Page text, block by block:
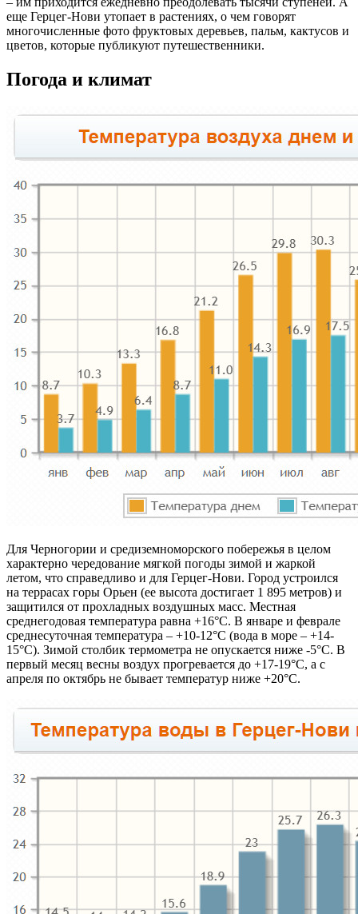
еще Герцег-Нови утопает в растениях, о чем говорят
многочисленные фото фруктовых деревьев, пальм, кактусов и
цветов, которые публикуют путешественники.
Погода и климат
Для Черногории и средиземноморского побережья в целом
характерно чередование мягкой погоды зимой и жаркой
летом, что справедливо и для Герцег-Нови. Город устроился
на террасах горы Орьен (ее высота достигает 1 895 метров) и
защитился от прохладных воздушных масс. Местная
среднегодовая температура равна +16°C. В январе и феврале
среднесуточная температура – +10-12°C (вода в море – +14-
15°C). Зимой столбик термометра не опускается ниже -5°С. В
первый месяц весны воздух прогревается до +17-19°C, а с
апреля по октябрь не бывает температур ниже +20°C.